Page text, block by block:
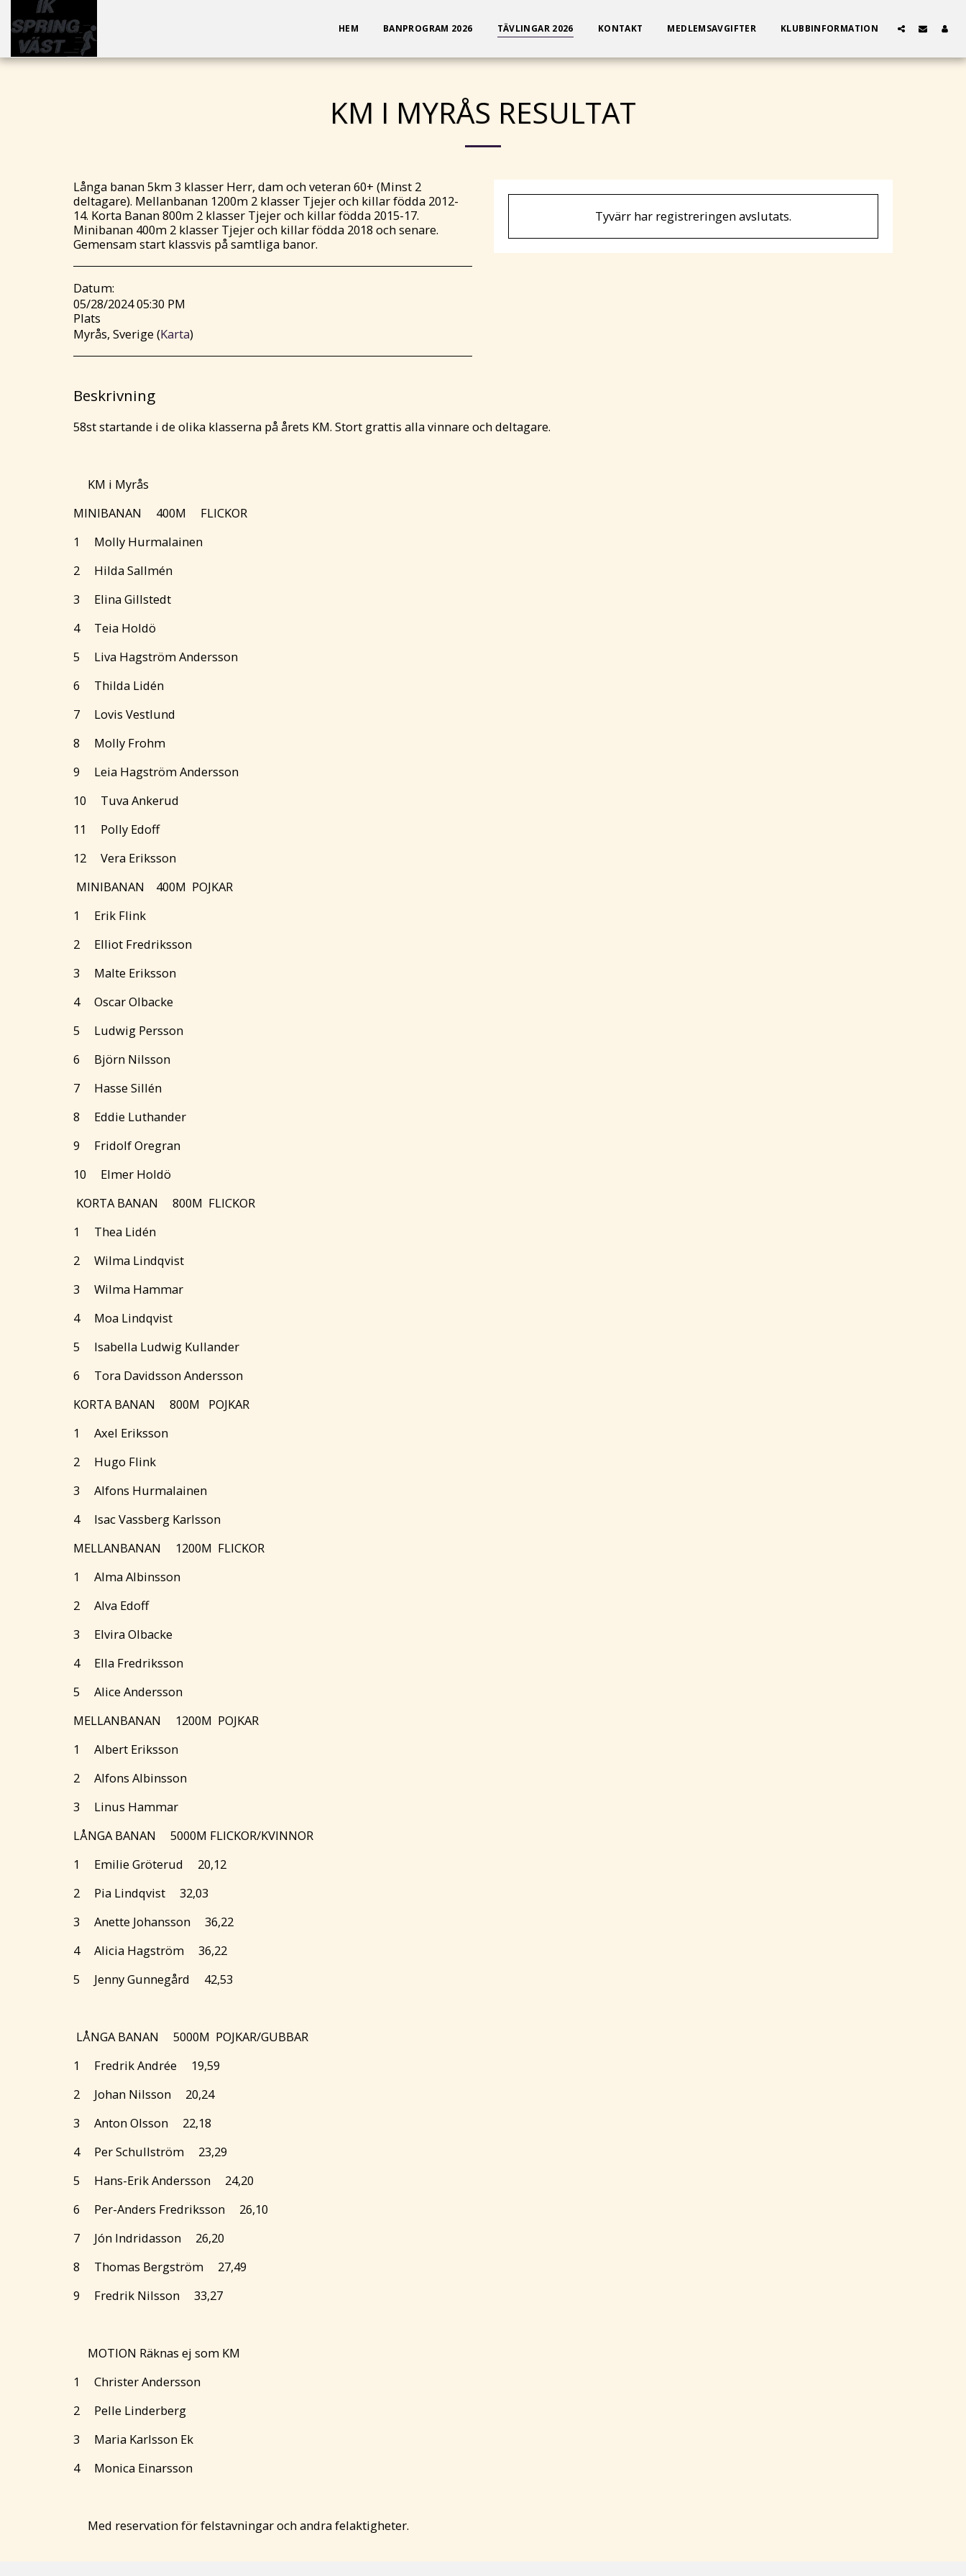
HEM BANPROGRAM 2026 TÄVLINGAR 2026 KONTAKT MEDLEMSAVGIFTER KLUBBINFORMATION
KM I MYRÅS RESULTAT
Långa banan 5km 3 klasser Herr, dam och veteran 60+ (Minst 2
deltagare). Mellanbanan 1200m 2 klasser Tjejer och killar födda 2012-
14. Korta Banan 800m 2 klasser Tjejer och killar födda 2015-17.
Minibanan 400m 2 klasser Tjejer och killar födda 2018 och senare.
Gemensam start klassvis på samtliga banor.
Datum:
05/28/2024 05:30 PM
Plats
Myrås, Sverige (Karta)
Tyvärr har registreringen avslutats.
Beskrivning
58st startande i de olika klasserna på årets KM. Stort grattis alla vinnare och deltagare.
KM i Myrås
MINIBANAN 400M FLICKOR
1 Molly Hurmalainen
2 Hilda Sallmén
3 Elina Gillstedt
4 Teia Holdö
5 Liva Hagström Andersson
6 Thilda Lidén
7 Lovis Vestlund
8 Molly Frohm
9 Leia Hagström Andersson
10 Tuva Ankerud
11 Polly Edoff
12 Vera Eriksson
MINIBANAN 400M POJKAR
1 Erik Flink
2 Elliot Fredriksson
3 Malte Eriksson
4 Oscar Olbacke
5 Ludwig Persson
6 Björn Nilsson
7 Hasse Sillén
8 Eddie Luthander
9 Fridolf Oregran
10 Elmer Holdö
KORTA BANAN 800M FLICKOR
1 Thea Lidén
2 Wilma Lindqvist
3 Wilma Hammar
4 Moa Lindqvist
5 Isabella Ludwig Kullander
6 Tora Davidsson Andersson
KORTA BANAN 800M POJKAR
1 Axel Eriksson
2 Hugo Flink
3 Alfons Hurmalainen
4 Isac Vassberg Karlsson
MELLANBANAN 1200M FLICKOR
1 Alma Albinsson
2 Alva Edoff
3 Elvira Olbacke
4 Ella Fredriksson
5 Alice Andersson
MELLANBANAN 1200M POJKAR
1 Albert Eriksson
2 Alfons Albinsson
3 Linus Hammar
LÅNGA BANAN 5000M FLICKOR/KVINNOR
1 Emilie Gröterud 20,12
2 Pia Lindqvist 32,03
3 Anette Johansson 36,22
4 Alicia Hagström 36,22
5 Jenny Gunnegård 42,53
LÅNGA BANAN 5000M POJKAR/GUBBAR
1 Fredrik Andrée 19,59
2 Johan Nilsson 20,24
3 Anton Olsson 22,18
4 Per Schullström 23,29
5 Hans-Erik Andersson 24,20
6 Per-Anders Fredriksson 26,10
7 Jón Indridasson 26,20
8 Thomas Bergström 27,49
9 Fredrik Nilsson 33,27
MOTION Räknas ej som KM
1 Christer Andersson
2 Pelle Linderberg
3 Maria Karlsson Ek
4 Monica Einarsson
Med reservation för felstavningar och andra felaktigheter.